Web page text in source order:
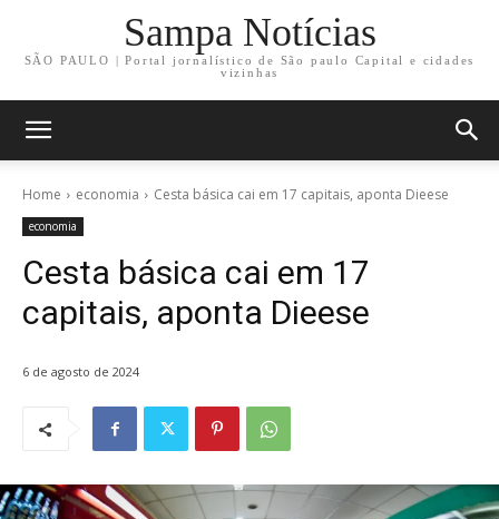
Sampa Notícias
SÃO PAULO | Portal jornalístico de São paulo Capital e cidades
vizinhas
Home economia Cesta básica cai em 17 capitais, aponta Dieese
economia
Cesta básica cai em 17
capitais, aponta Dieese
6 de agosto de 2024